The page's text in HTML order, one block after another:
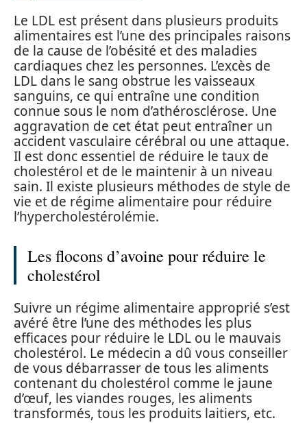
Le LDL est présent dans plusieurs produits
alimentaires est l’une des principales raisons
de la cause de l’obésité et des maladies
cardiaques chez les personnes. L’excès de
LDL dans le sang obstrue les vaisseaux
sanguins, ce qui entraîne une condition
connue sous le nom d’athérosclérose. Une
aggravation de cet état peut entraîner un
accident vasculaire cérébral ou une attaque.
Il est donc essentiel de réduire le taux de
cholestérol et de le maintenir à un niveau
sain. Il existe plusieurs méthodes de style de
vie et de régime alimentaire pour réduire
l’hypercholestérolémie.
Les flocons d’avoine pour réduire le
cholestérol
Suivre un régime alimentaire approprié s’est
avéré être l’une des méthodes les plus
efficaces pour réduire le LDL ou le mauvais
cholestérol. Le médecin a dû vous conseiller
de vous débarrasser de tous les aliments
contenant du cholestérol comme le jaune
d’œuf, les viandes rouges, les aliments
transformés, tous les produits laitiers, etc.